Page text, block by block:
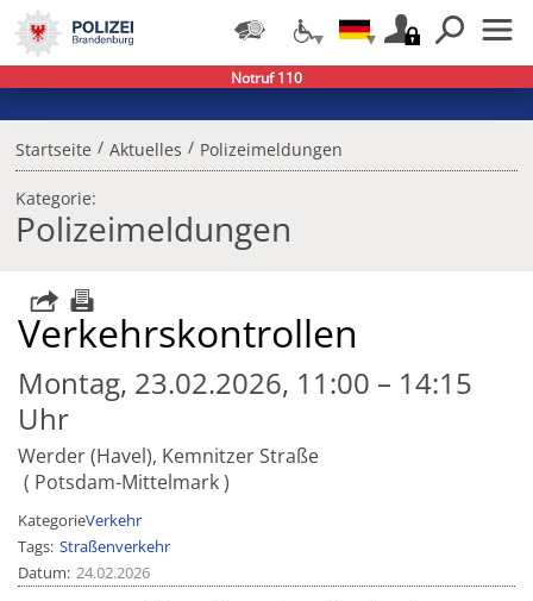
Startseite / Aktuelles / Polizeimeldungen
Kategorie:
Polizeimeldungen
Verkehrskontrollen
Montag, 23.02.2026, 11:00 – 14:15
Uhr
Werder (Havel), Kemnitzer Straße
Potsdam-Mittelmark
KategorieVerkehr
Tags Straßenverkehr
Datum 24.02.2026
Notruf 110